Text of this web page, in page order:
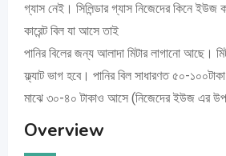
গ্যাস নেই। সিলিন্ডার গ্যাস নিজেদের কিনে ইউজ
কারেন্ট বিল যা আসে তাই
পানির বিলের জন্য আলাদা মিটার লাগানো আছে।
ফ্ল্যাট ভাগ হবে। পানির বিল সাধারণত ৫০-
মাঝে ৩০-৪০ টাকাও আসে (নিজেদের ইউজ এর
Overview